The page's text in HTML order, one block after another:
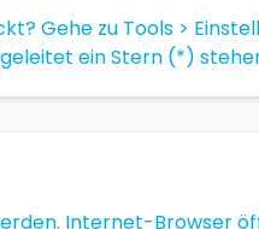
Gehe zu Tools >
ein Stern (*)
Internet-Browser